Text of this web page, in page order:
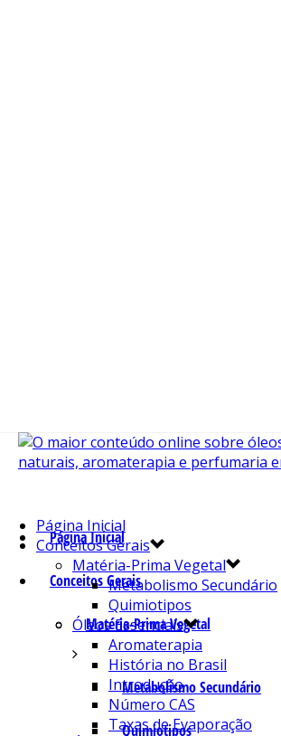
Página Inicial
Conceitos Gerais
Matéria-Prima Vegetal
Metabolismo Secundário
Quimiotipos
Página Inicial
Conceitos Gerais
Matéria-Prima Vegetal
Metabolismo Secundário
Quimiotipos
Óleos Essenciais
Aromaterapia
História no Brasil
Introdução
Número CAS
Taxas de Evaporação